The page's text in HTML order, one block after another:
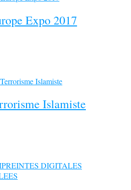
Expo 2017
Islamiste